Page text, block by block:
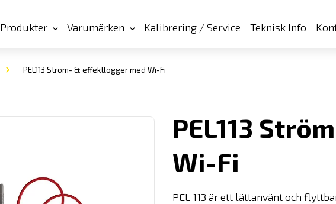
Produkter Varumärken Kalibrering / Service Teknisk Info
PEL113 Ström- & effektlogger med Wi-Fi
PEL113
Wi-Fi
PEL 113 är ett lättanvänt och